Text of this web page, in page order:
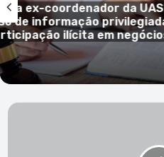
coordenador da UASE de
informação privilegiada e
ilícita em negócios
Parlamento: